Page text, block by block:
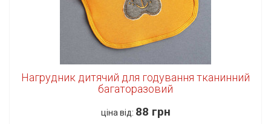
Нагрудник дитячий для годування тканинний
багаторазовий
ціна від: 88 грн